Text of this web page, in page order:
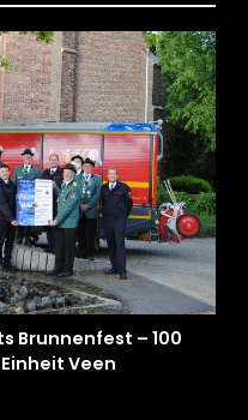
Brunnenfest – 100
Veen